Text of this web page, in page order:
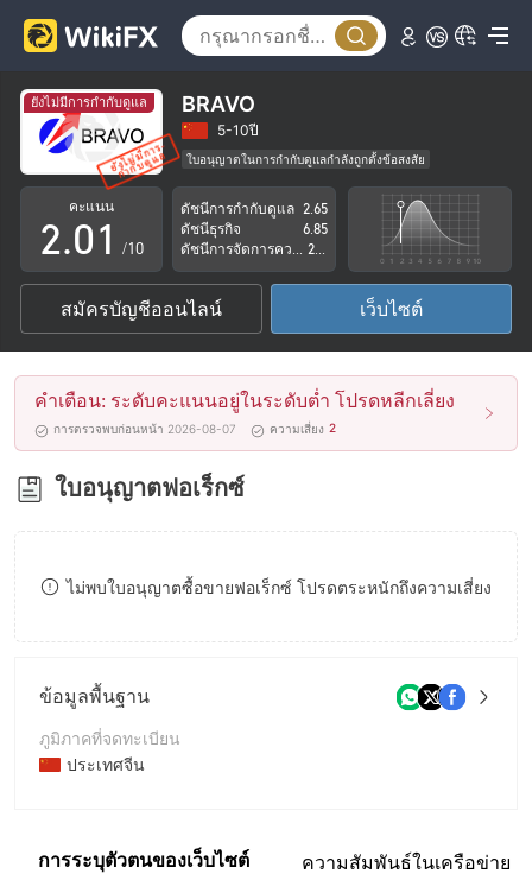
ยังไม่มีการกำกับดูแล BRAVO
5-10ปี
ใบอนุญาตในการกำกับดูแลกำลังถูกตั้งข้อสงสัย
กลุ่มธุรกิจที่ต้องสงสัย
ระวังความเสี่ยงอันตรายที่อาจจะซ่อนอยู่
คะแนน
0
1
2
3
4
5
6
7
8
9
.0
1
2
3
4
5
6
7
0
1
2
3
4
5
6
7
8
/10
ดัชนีการกำกับดูแล 2.65
ดัชนีธุรกิจ
6.85
สมัครบัญชีออนไลน์ เว็บไซต์
คำเตือน: ระดับคะแนนอยู่ในระดับต่ำ โปรดหลีกเลี่ยง
การตรวจพบก่อนหน้า 2026-08-07 ความเสี่ยง 2
ใบอนุญาตฟอเร็กซ์
ไม่พบใบอนุญาตซื้อขายฟอเร็กซ์ โปรดตระหนักถึงความเสี่ยง
ข้อมูลพื้นฐาน
ภูมิภาคที่จดทะเบียน
ประเทศจีน
ชื่อบริษัท
การระบุตัวตนของเว็บไซต์ ความสัมพันธ์ในเครือข่าย